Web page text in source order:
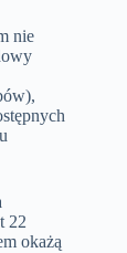
nie
22
okażą